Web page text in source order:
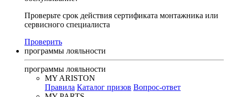
Проверьте срок действия сертификата монтажника или
сервисного специалиста
Проверить
программы лояльности
программы лояльности
MY ARISTON
Правила Каталог призов Вопрос-ответ